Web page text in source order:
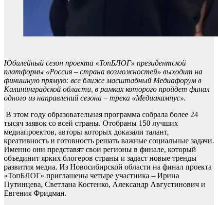
Юбилейный сезон проекта «ТопБЛОГ» президентской
платформы «Россия – страна возможностей» выходит на
финишную прямую: все ближе масштабный Медиафорум в
Калининградской области, в рамках которого пройдет финал
одного из направлений сезона – трека «Медиакампус».
В этом году образовательная программа собрала более 24
тысяч заявок со всей страны. Отобраны 150 лучших
медиапроектов, авторы которых доказали талант,
креативность и готовность решать важные социальные задачи.
Именно они представят свои регионы в финале, который
объединит ярких блогеров страны и задаст новые тренды
развития медиа. Из Новосибирской области на финал проекта
«ТопБЛОГ» приглашены четыре участника – Ирина
Путинцева, Светлана Костенко, Александр Августинович и
Евгения Фридман.